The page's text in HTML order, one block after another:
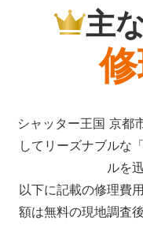
主
シャッター王国 京都
してリーズナブルな
ルを
以下に記載の修理費
額は無料の現地調査